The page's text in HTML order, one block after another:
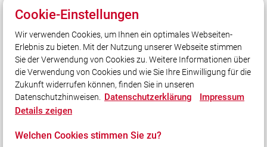
Quicklinks
LFV Bayern
Quicklink intern
Social Media
Bleiben Sie mit uns in Kontakt und vernetzen Sie sich
Cookie-Einstellungen
Wir verwenden Cookies, um Ihnen ein optimales Webseiten-
Erlebnis zu bieten. Mit der Nutzung unserer Webseite stimmen
Sie der Verwendung von Cookies zu. Weitere Informationen über
die Verwendung von Cookies und wie Sie Ihre Einwilligung für die
Zukunft widerrufen können, finden Sie in unseren
Datenschutzhinweisen. Datenschutzerklärung
Impressum
Details zeigen
Welchen Cookies stimmen Sie zu?